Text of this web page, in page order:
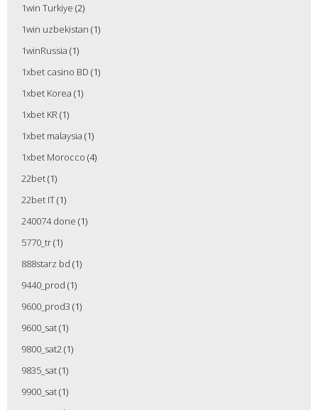
1win Turkiye (2)
1win uzbekistan (1)
1winRussia (1)
1xbet casino BD (1)
1xbet Korea (1)
1xbet KR(1)
1xbet malaysia (1)
1xbet Morocco (4)
22bet(1)
22bet IT(1)
240074 done (1)
5770_tr(1)
888starz bd (1)
9440_prod (1)
9600_prod3 (1)
9600_sat(1)
9800_sat2(1)
9835_sat(1)
9900_sat(1)